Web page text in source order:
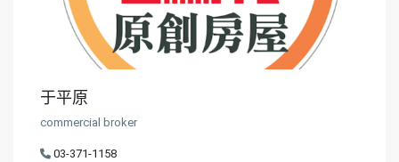
于平原
commercial broker
03-371-1158